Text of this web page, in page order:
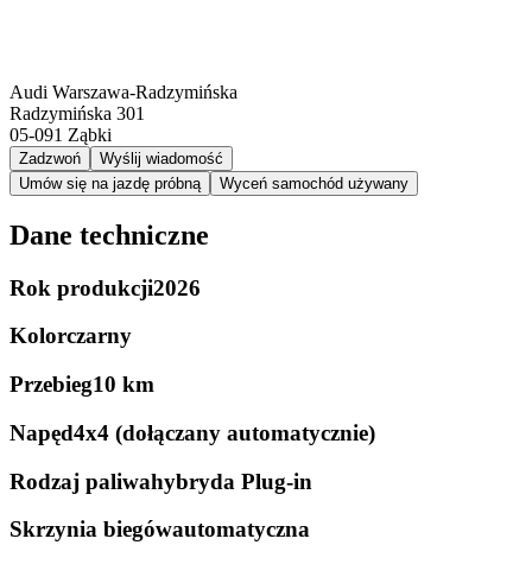
Audi Warszawa-Radzymińska
Radzymińska 301
05-091 Ząbki
Zadzwoń
Wyślij wiadomość
Umów się na jazdę próbną
Wyceń samochód używany
Dane techniczne
Rok produkcji2026
Kolorczarny
Przebieg10 km
Napęd4x4 (dołączany automatycznie)
Rodzaj paliwahybryda Plug-in
Skrzynia biegówautomatyczna